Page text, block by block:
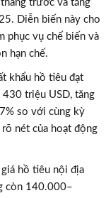
trước và tăng
Diễn biến này cho
phục vụ chế biến và
hạn chế.
khẩu hồ tiêu đạt
triệu USD, tăng
so với cùng kỳ
nét của hoạt động
hồ tiêu nội địa
còn 140.000–